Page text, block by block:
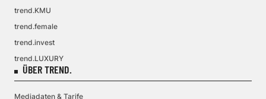
trend.KMU
trend.female
trend.invest
trend.LUXURY
ÜBER TREND.
Mediadaten & Tarife